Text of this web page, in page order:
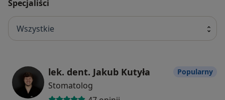
Specjaliści
Wszystkie
lek. dent. Jakub Kutyła
Stomatolog
Popularny